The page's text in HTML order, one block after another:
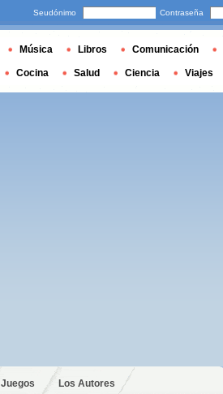
Juegos Los Autores
Seudónimo Contraseña
Música Libros Comunicación
Cocina Salud Ciencia Viajes